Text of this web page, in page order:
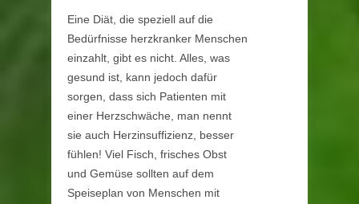
Eine Diät, die speziell auf die
Bedürfnisse herzkranker Menschen
einzahlt, gibt es nicht. Alles, was
gesund ist, kann jedoch dafür
sorgen, dass sich Patienten mit
einer Herzschwäche, man nennt
sie auch Herzinsuffizienz, besser
fühlen! Viel Fisch, frisches Obst
und Gemüse sollten auf dem
Speiseplan von Menschen mit